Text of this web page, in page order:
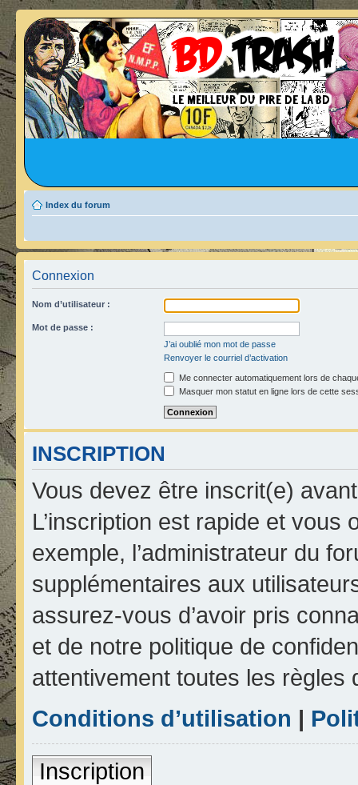
Index du forum
Connexion
Nom d’utilisateur :
Mot de passe :
J’ai oublié mon mot de passe
Renvoyer le courriel d’activation
Me connecter automatiquement lors de
Masquer mon statut en ligne lors de cette
INSCRIPTION
Vous devez être inscrit(e)
L’inscription est rapide et
exemple, l’administrateur du
supplémentaires aux
assurez-vous d’avoir pris
et de notre politique de
attentivement toutes les règles
Conditions d’utilisation |
Inscription